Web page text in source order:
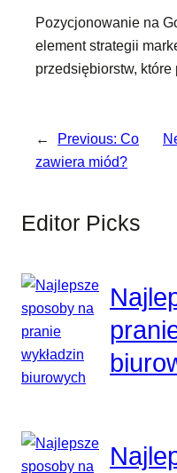
Pozycjonowanie na
element strategii
przedsiębiorstw,
← Previous: Co
zawiera miód?
Editor Picks